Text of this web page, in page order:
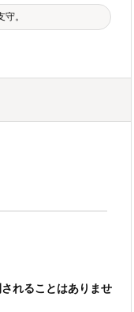
。
れることはありませ